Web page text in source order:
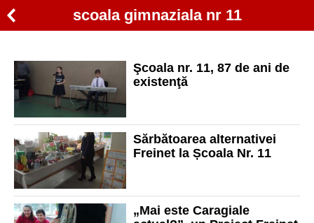
scoala gimnaziala nr 11
Şcoala nr. 11, 87 de ani de
existenţă
Sărbătoarea alternativei
Freinet la Școala Nr. 11
„Mai este Caragiale